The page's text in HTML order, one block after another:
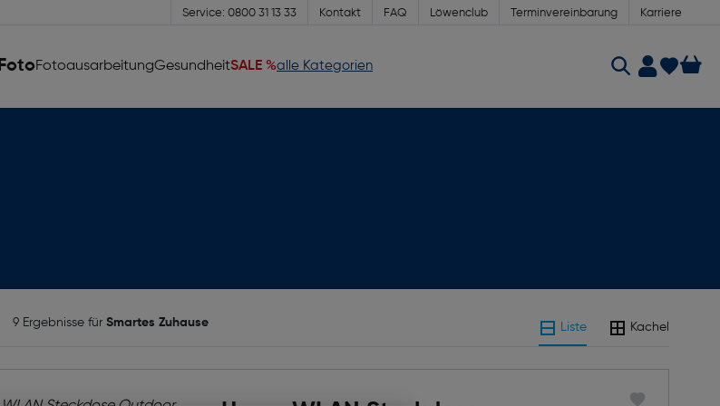
Service: 0800 31 13 33 Kontakt FAQ Löwenclub Terminvereinbarung Karriere
FotoFotoausarbeitungGesundheitSALE %alle Kategorien
9 Ergebnisse für Smartes Zuhause Liste Kachel